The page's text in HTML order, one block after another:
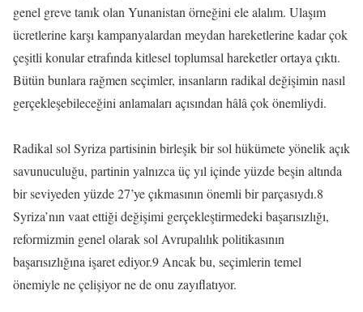
genel greve tanık olan Yunanistan örneğini ele alalım. Ulaşım
ücretlerine karşı kampanyalardan meydan hareketlerine kadar çok
çeşitli konular etrafında kitlesel toplumsal hareketler ortaya çıktı.
Bütün bunlara rağmen seçimler, insanların radikal değişimin nasıl
gerçekleşebileceğini anlamaları açısından hâlâ çok önemliydi.
Radikal sol Syriza partisinin birleşik bir sol hükümete yönelik açık
savunuculuğu, partinin yalnızca üç yıl içinde yüzde beşin altında
bir seviyeden yüzde 27’ye çıkmasının önemli bir parçasıydı.8
Syriza’nın vaat ettiği değişimi gerçekleştirmedeki başarısızlığı,
reformizmin genel olarak sol Avrupalılık politikasının
başarısızlığına işaret ediyor.9 Ancak bu, seçimlerin temel
önemiyle ne çelişiyor ne de onu zayıflatıyor.